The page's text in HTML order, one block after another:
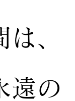
、
遠の